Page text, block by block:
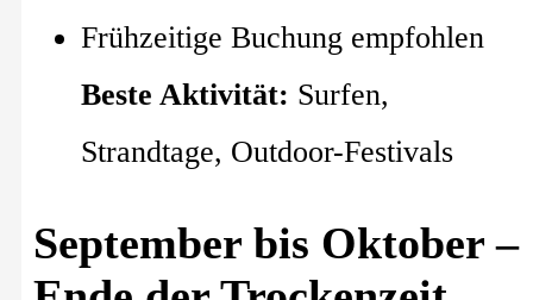
Frühzeitige Buchung empfohlen
Beste Aktivität: Surfen,
Strandtage, Outdoor-Festivals
September bis Oktober –